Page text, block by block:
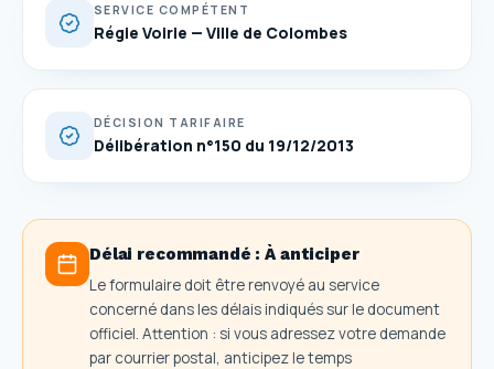
SERVICE COMPÉTENT
Régie Voirie — Ville de Colombes
DÉCISION TARIFAIRE
Délibération n°150 du 19/12/2013
Délai recommandé :À anticiper
Le formulaire doit être renvoyé au service
concerné dans les délais indiqués sur le document
officiel. Attention : si vous adressez votre demande
par courrier postal, anticipez le temps